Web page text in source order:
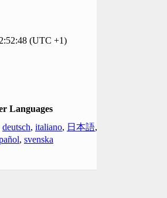
(UTC +1)
Languages
deutsch, italiano, 日本語,
, svenska